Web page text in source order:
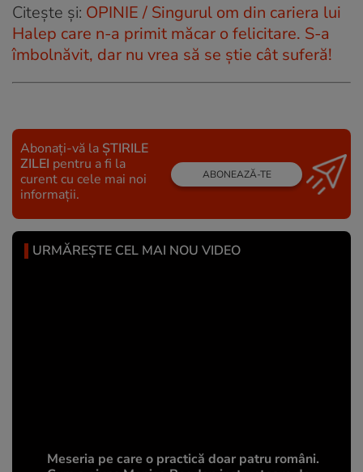
Citește și: OPINIE / Singurul om din cariera lui
Halep care n-a primit măcar o felicitare. S-a
îmbolnăvit, dar nu vrea să se știe cât suferă!
Abonați-vă la ȘTIRILE
ZILEI pentru a fi la
curent cu cele mai noi
informații.
ABONEAZĂ-TE
URMĂREȘTE CEL MAI NOU VIDEO
Meseria pe care o practică doar patru români.